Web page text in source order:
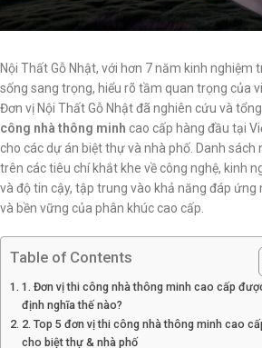
Nội Thất Gỗ Nhật, với hơn 7 năm kinh nghiệm
sống sang trọng, hiểu rõ tầm quan trọng của
Đơn vị Nội Thất Gỗ Nhật đã nghiên cứu và
công nhà thông minh cao cấp hàng đầu tại
cho các dự án biệt thự và nhà phố. Danh
trên các tiêu chí khắt khe về công nghệ, kinh
và độ tin cậy, tập trung vào khả năng đáp
và bền vững của phân khúc cao cấp.
Table of Contents
1. Đơn vị thi công nhà thông minh cao cấp
định nghĩa thế nào?
2. Top 5 đơn vị thi công nhà thông minh cao
cho biệt thự & nhà phố